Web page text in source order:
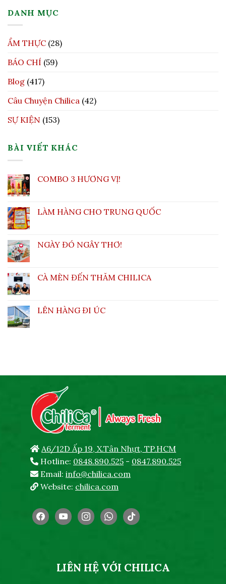
DANH MỤC
ẨM THỰC (28)
BÁO CHÍ (59)
Blog (417)
Câu Chuyện Chilica (42)
SỰ KIỆN (153)
BÀI VIẾT KHÁC
COMBO 3 HƯƠNG VỊ!
LÀM HÀNG CHO TRUNG QUỐC
NGÀY ĐÓ NGÂY THƠ!
CÀ MÈN ĐẾN THĂM CHILICA
LÊN HÀNG ĐI ÚC
A6/12D Ấp 19, X.Tân Nhựt, TP.HCM
Hotline: 0848.890.525 - 0847.890.525
Email: info@chilica.com
Website: chilica.com
facebookyoutubeinstagramwhatsapp
tiktok
LIÊN HỆ VỚI CHILICA